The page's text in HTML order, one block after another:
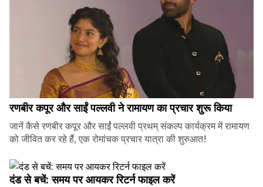
रणबीर कपूर और साईं पल्लवी ने रामायण का प्रचार शुरू किया
जानें कैसे रणबीर कपूर और साईं पल्लवी प्रथम् संकल्प कार्यक्रम में रामायण
को जीवित कर रहे हैं, एक रोमांचक प्रचार यात्रा की शुरुआत!
दंड से बचें: समय पर आयकर रिटर्न फाइल करें